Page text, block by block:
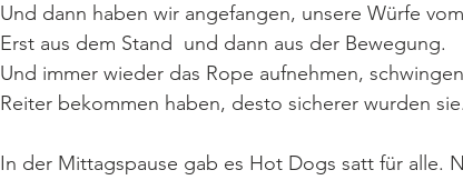
Und dann haben wir angefangen, unsere Würfe
Erst aus dem Stand  und dann aus der Bewegung.
Und immer wieder das Rope aufnehmen,
Reiter bekommen haben, desto sicherer wurden sie.
In der Mittagspause gab es Hot Dogs satt für alle.